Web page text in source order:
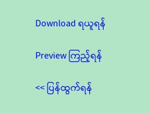
Download ရယူရန်
Preview ကြည့်ရန်
<< ပြန်ထွက်ရန်